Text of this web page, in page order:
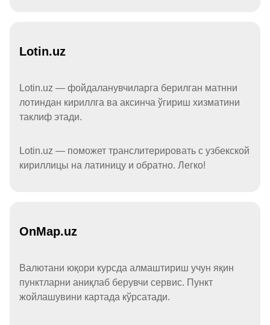
Lotin.uz
Lotin.uz — фойдаланувчиларга берилган матнни
лотиндан кириллга ва аксинча ўгириш хизматини
таклиф этади.
Lotin.uz — поможет транслитерировать с узбекской
кириллицы на латиницу и обратно. Легко!
OnMap.uz
Валютани юқори курсда алмаштириш учун яқин
пунктларни аниқлаб берувчи сервис. Пункт
жойлашувини картада кўрсатади.